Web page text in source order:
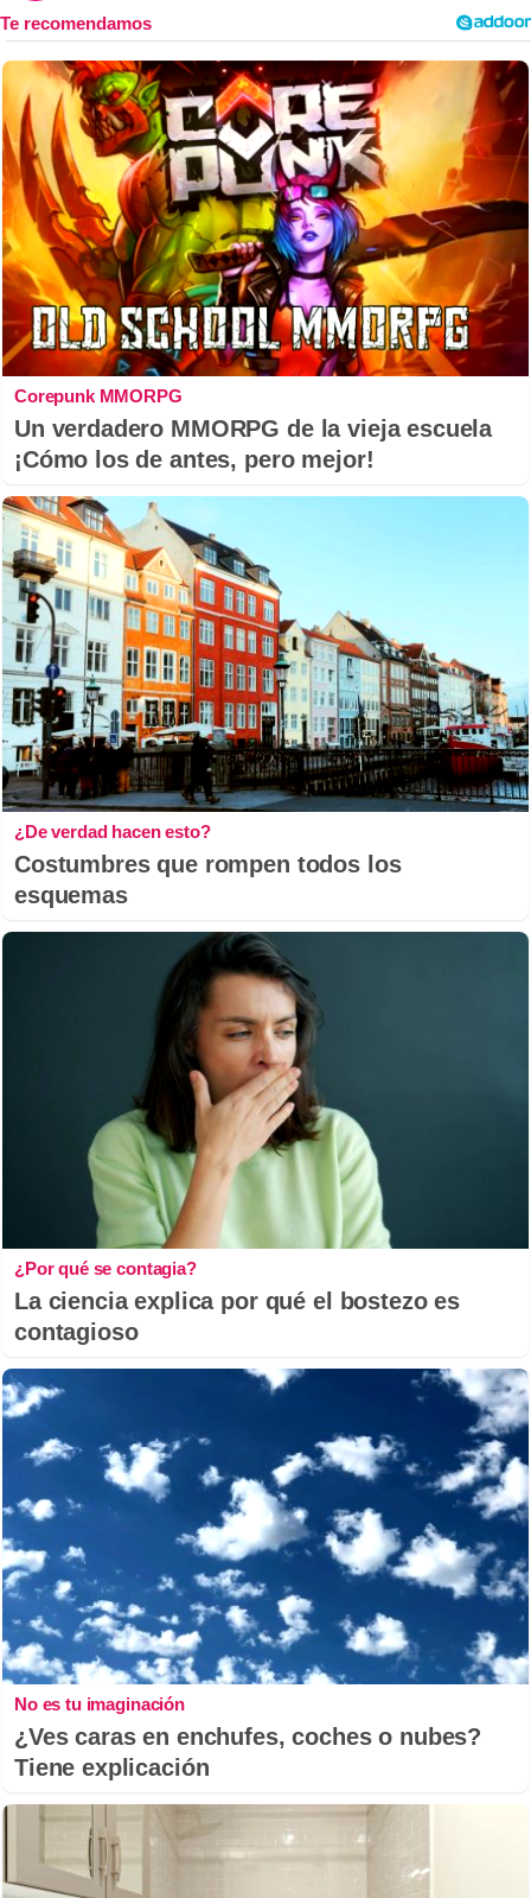
Corepunk MMORPG
Un verdadero MMORPG de la vieja escuela
¡Cómo los de antes, pero mejor!
¿De verdad hacen esto?
Costumbres que rompen todos los
esquemas
¿Por qué se contagia?
La ciencia explica por qué el bostezo es
contagioso
No es tu imaginación
¿Ves caras en enchufes, coches o nubes?
Tiene explicación